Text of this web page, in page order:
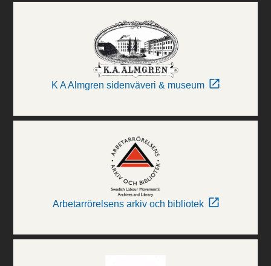
K A Almgren sidenväveri & museum
Arbetarrörelsens arkiv och bibliotek